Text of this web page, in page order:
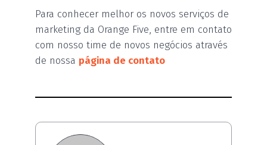
Para conhecer melhor os novos serviços de
marketing da Orange Five, entre em contato
com nosso time de novos negócios através
de nossa página de contato